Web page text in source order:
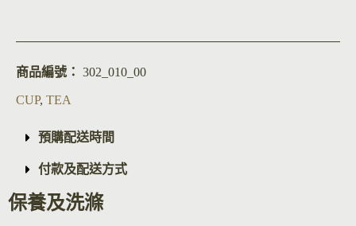
商品編號： 302_010_00
CUP, TEA
預購配送時間
付款及配送方式
保養及洗滌